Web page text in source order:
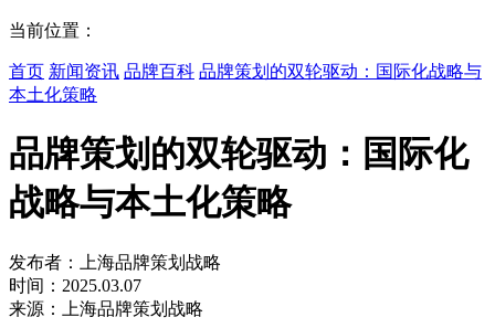
当前位置：
首页 新闻资讯 品牌百科 品牌策划的双轮驱动：国际化战略与
本土化策略
品牌策划的双轮驱动：国际化
战略与本土化策略
发布者：上海品牌策划战略
时间：2025.03.07
来源：上海品牌策划战略